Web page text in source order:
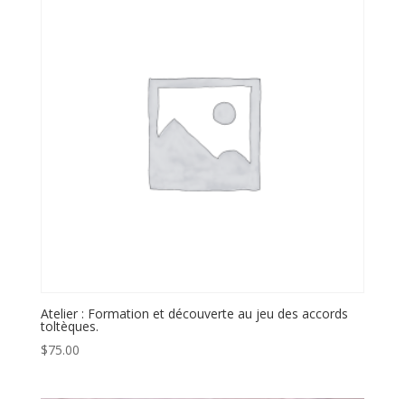
Atelier : Formation et découverte au jeu des accords
toltèques.
$75.00